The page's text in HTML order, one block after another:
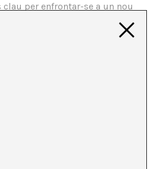
per enfrontar-se a un nou
Why? How? Where? When? For
del Sónar més experimental,
del festival /
destacat de les
és la secció més
més enllà de l’escena